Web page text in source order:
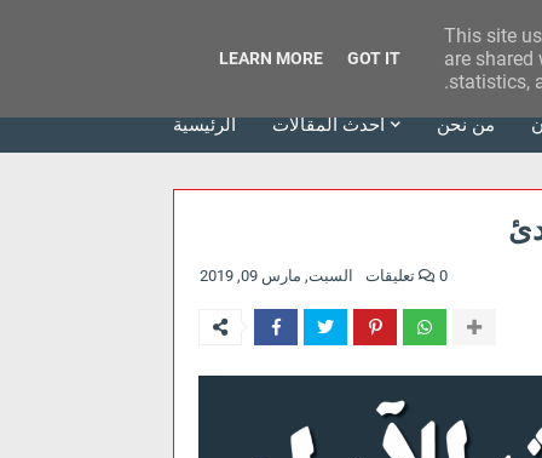
وكالة الحدث للآراء
الرئيسية أحدث المقالات من نحن
السبت, مارس 09, 2019 0 تعليقات
This site
are
statistics,
LEARN MORE GOT IT